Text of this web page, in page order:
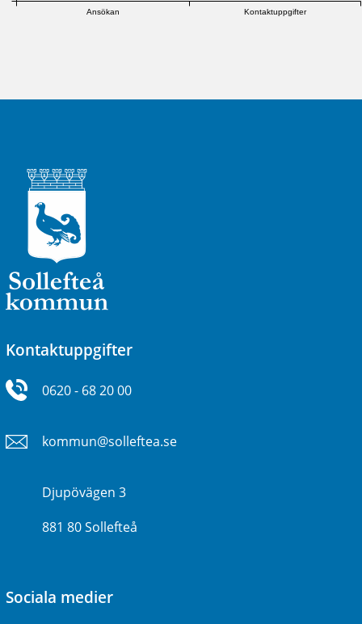
Ansökan Kontaktuppgifter
Kontaktuppgifter
0620 - 68 20 00
kommun@solleftea.se
Djupövägen 3
881 80 Sollefteå
Sociala medier